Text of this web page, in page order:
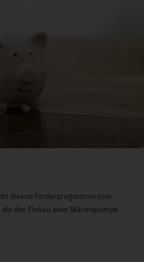
diverse Förderprogramme vom
den Einbau einer Wärmepumpe